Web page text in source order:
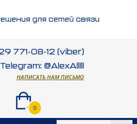
для сетей связи
771-08-12 (viber)
Telegram: @AlexAlllll
НАПИСАТЬ НАМ ПИСЬМО
0